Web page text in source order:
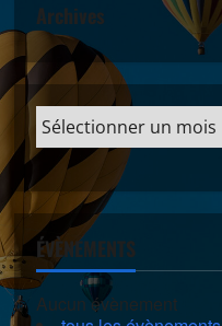
Archives
ÉVÈNEMENTS
Aucun évènement